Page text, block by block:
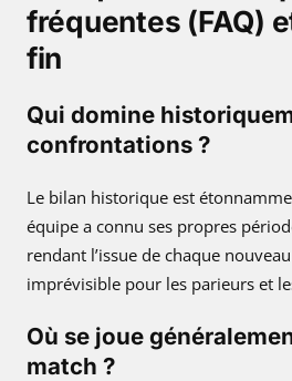
fréquentes (FAQ)
fin
Qui domine
confrontations ?
Le bilan historique est
équipe a connu ses propres
rendant l’issue de chaque
imprévisible pour les parieurs et
Où se joue
match ?